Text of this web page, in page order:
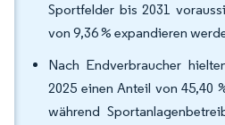
Sportfelder bis 2031
von 9,36 % expandieren
Nach Endverbraucher
2025 einen Anteil von 45,40
während